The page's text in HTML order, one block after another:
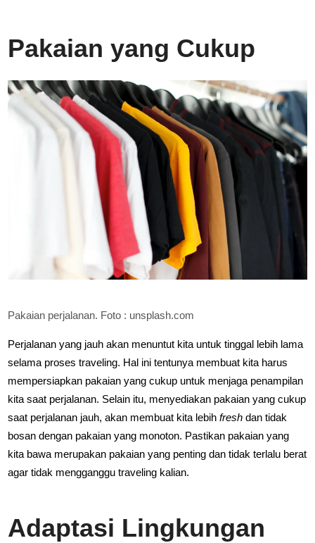
Pakaian yang Cukup
Pakaian perjalanan. Foto : unsplash.com
Perjalanan yang jauh akan menuntut kita untuk tinggal lebih lama
selama proses traveling. Hal ini tentunya membuat kita harus
mempersiapkan pakaian yang cukup untuk menjaga penampilan
kita saat perjalanan. Selain itu, menyediakan pakaian yang cukup
saat perjalanan jauh, akan membuat kita lebihfresh dan tidak
bosan dengan pakaian yang monoton. Pastikan pakaian yang
kita bawa merupakan pakaian yang penting dan tidak terlalu berat
agar tidak mengganggu traveling kalian.
Adaptasi Lingkungan